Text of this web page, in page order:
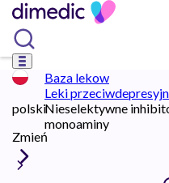
polski
Zmień
Baza lekow
Leki
Nieselektywne
monoaminy